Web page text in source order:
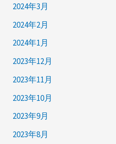
2024年3月
2024年2月
2024年1月
2023年12月
2023年11月
2023年10月
2023年9月
2023年8月